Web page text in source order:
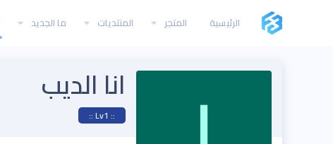
الرئيسية المتجر المنتديات ما الجديد
انا الديب
:: Lv1 ::